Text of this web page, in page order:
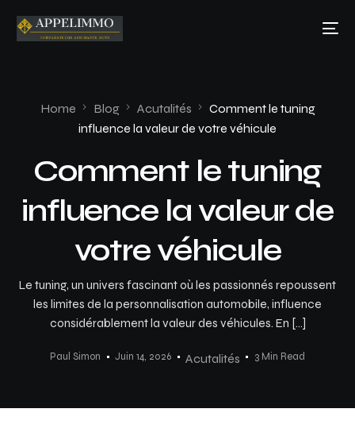
Home Blog Acutalités
Comment le tuning
influence la valeur de votre véhicule
Comment le tuning
influence la valeur de
votre véhicule
Le tuning, un univers fascinant où les passionnés repoussent
les limites de la personnalisation automobile, influence
considérablement la valeur des véhicules. En […]
Paul Simon Juin 14, 2026 Acutalités 3 Min Read